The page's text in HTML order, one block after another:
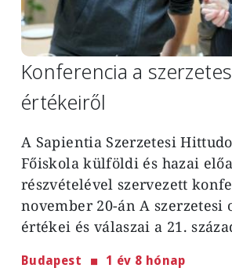
Konferencia a
értékeiről
A Sapientia Szerzetesi
Főiskola külföldi és hazai
részvételével szervezett
november 20-án A szerzetesi
értékei és válaszai a 21.
Budapest 1 év 8 hónap